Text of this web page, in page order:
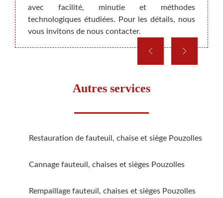
avec facilité, minutie et méthodes
technologiques étudiées. Pour les détails, nous
vous invitons de nous contacter.
Autres services
Restauration de fauteuil, chaise et siège Pouzolles
Cannage fauteuil, chaises et sièges Pouzolles
Rempaillage fauteuil, chaises et sièges Pouzolles